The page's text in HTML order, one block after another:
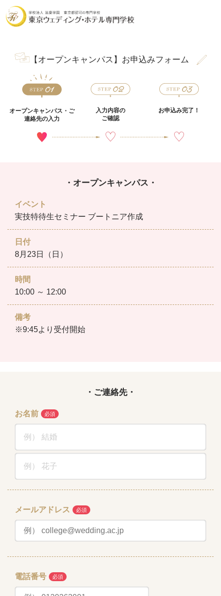
【オープンキャンパス】お申込みフォーム
オープンキャンパス・ ご
連絡先の入力
入力内容の
ご確認
お申込み完了！
・オープンキャンパス・
イベント
実技特待生セミナー ブートニア作成
日付
8月23日（日）
時間
10:00 ～ 12:00
備考
※9:45より受付開始
・ご連絡先・
お名前
メールアドレス
電話番号